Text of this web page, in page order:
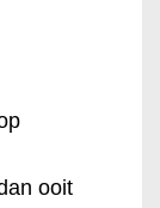
ooit